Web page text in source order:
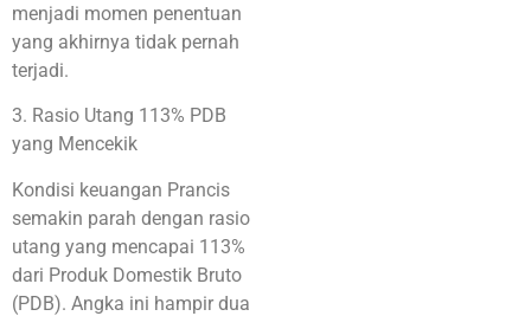
menjadi momen penentuan
yang akhirnya tidak pernah
terjadi.
3. Rasio Utang 113% PDB
yang Mencekik
Kondisi keuangan Prancis
semakin parah dengan rasio
utang yang mencapai 113%
dari Produk Domestik Bruto
(PDB). Angka ini hampir dua